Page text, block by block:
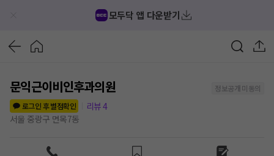
모두닥 앱 다운받기
문익근이비인후과의원
정보공개 미동의
로그인 후 별점확인
리뷰4
서울 중랑구 면목7동